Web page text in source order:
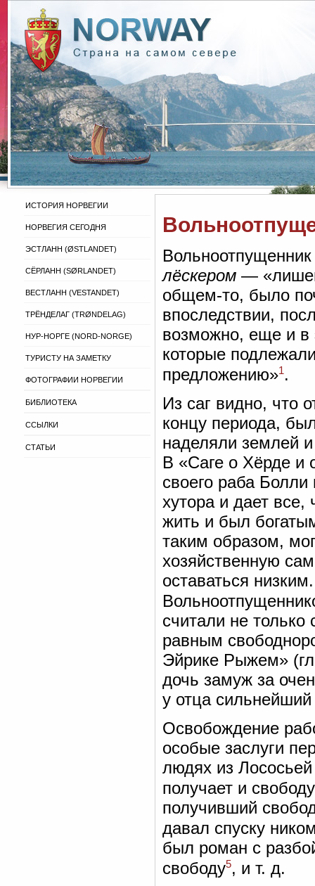
ИСТОРИЯ НОРВЕГИИ
НОРВЕГИЯ СЕГОДНЯ
ЭСТЛАНН (ØSTLANDET)
СЁРЛАНН (SØRLANDET)
ВЕСТЛАНН (VESTANDET)
ТРЁНДЕЛАГ (TRØNDELAG)
НУР-НОРГЕ (NORD-NORGE)
ТУРИСТУ НА ЗАМЕТКУ
ФОТОГРАФИИ НОРВЕГИИ
БИБЛИОТЕКА
ССЫЛКИ
СТАТЬИ
лёскером —
общем-то, было
впоследствии,
возможно, еще и в
которые
предложению»1.
Из саг видно, что
концу периода,
наделяли землей
В «Саге о Хёрде и
своего раба
хутора и дает
жить и был
таким образом,
хозяйственную
оставаться
считали не
равным
Эйрике Рыжем»
дочь замуж за
у отца сильнейший
Освобождение
особые заслуги
людях из
получает и
получивший
давал спуску
был роман с
свободу5, и т. д.